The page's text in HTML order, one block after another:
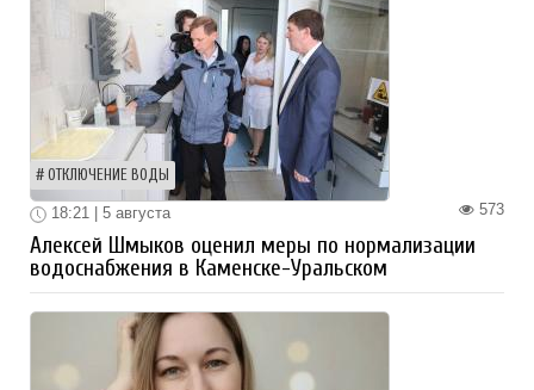
ОТКЛЮЧЕНИЕ ВОДЫ
573
18:21 | 5 августа
Алексей Шмыков оценил меры по нормализации
водоснабжения в Каменске-Уральском